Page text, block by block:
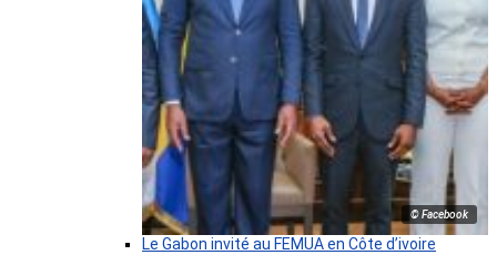
© Facebook
Le Gabon invité au FEMUA en Côte d’ivoire